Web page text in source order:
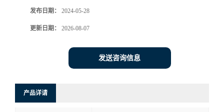
发布日期： 2024-05-28
更新日期： 2026-08-07
发送咨询信息
产品详请